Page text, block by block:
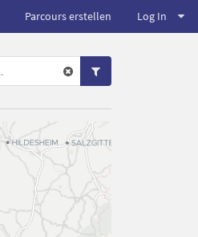
Parcours erstellen Log In